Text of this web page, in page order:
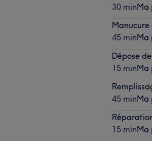
30 minMa
45 minMa
Dépose
15 minMa
45 minMa
15 minMa